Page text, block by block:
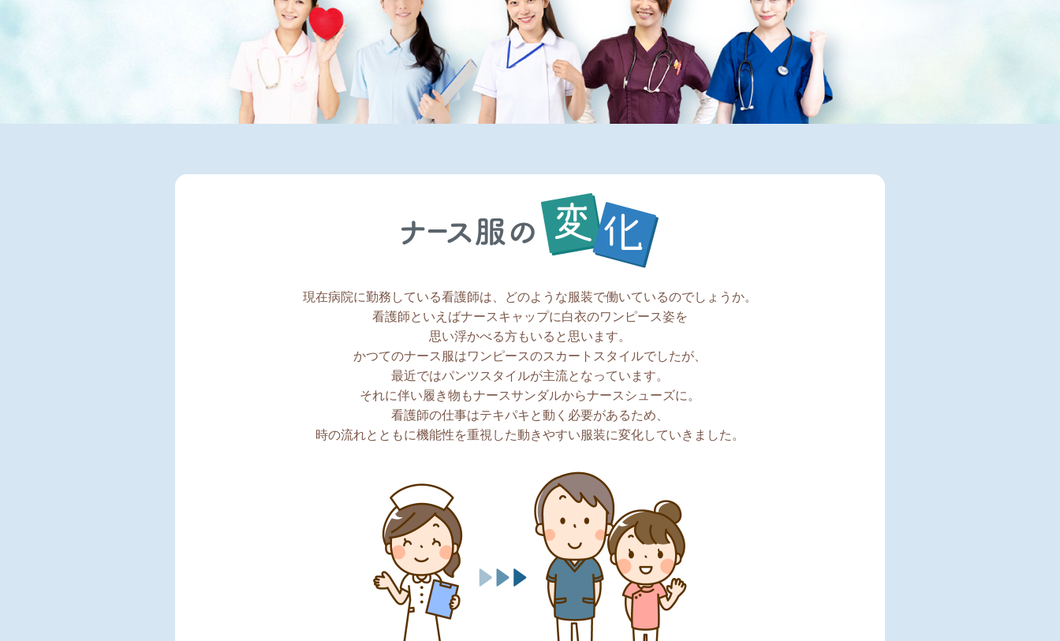
現在病院に勤務している看護師は、どのような服装で働いているのでしょうか。
看護師といえばナースキャップに白衣のワンピース姿を
思い浮かべる方もいると思います。
かつてのナース服はワンピースのスカートスタイルでしたが、
最近ではパンツスタイルが主流となっています。
それに伴い履き物もナースサンダルからナースシューズに。
看護師の仕事はテキパキと動く必要があるため、
時の流れとともに機能性を重視した動きやすい服装に変化していきました。